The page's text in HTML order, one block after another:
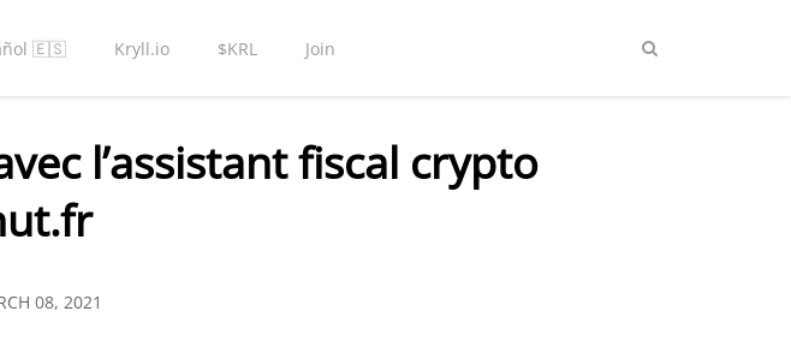
🇪🇸 Kryll.io $KRL Join
l’assistant fiscal crypto
08, 2021